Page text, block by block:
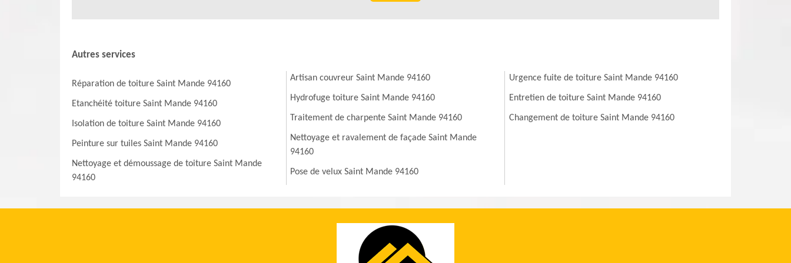
Autres services
Réparation de toiture Saint Mande 94160
Etanchéité toiture Saint Mande 94160
Isolation de toiture Saint Mande 94160
Peinture sur tuiles Saint Mande 94160
Nettoyage et démoussage de toiture Saint Mande
94160
Artisan couvreur Saint Mande 94160
Hydrofuge toiture Saint Mande 94160
Traitement de charpente Saint Mande 94160
Nettoyage et ravalement de façade Saint Mande
94160
Pose de velux Saint Mande 94160
Urgence fuite de toiture Saint Mande 94160
Entretien de toiture Saint Mande 94160
Changement de toiture Saint Mande 94160